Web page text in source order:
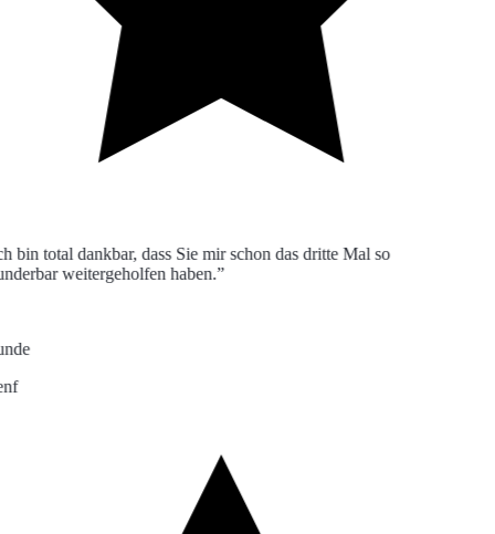
bin total dankbar, dass Sie mir schon das dritte Mal so
weitergeholfen haben.”